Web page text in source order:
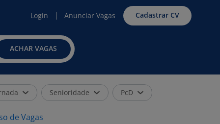
Login Anunciar Vagas Cadastrar CV
ACHAR VAGAS
Senioridade PcD
de Vagas